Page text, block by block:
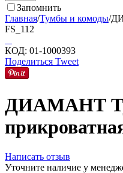
Запомнить
Главная/Тумбы и комоды/
FS_112
КОД: 01-1000393
Поделиться Tweet
ДИАМАНТ
Написать отзыв
Уточните наличие у